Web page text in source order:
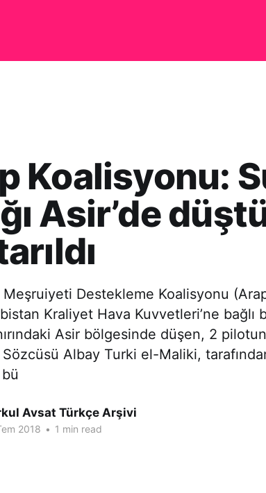
Koalisyonu:
Asir’de
Meşruiyeti Destekleme Koalisyonu
Kraliyet Hava Kuvvetleri’ne bağlı
Asir bölgesinde düşen, 2
Albay Turki el-Maliki,
Avsat Türkçe Arşivi
2018 • 1 min read